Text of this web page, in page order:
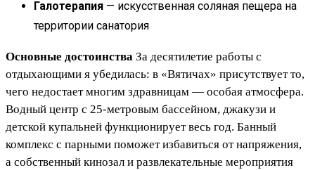
Галотерапия — искусственная соляная пещера на
территории санатория
Основные достоинства За десятилетие работы с
отдыхающими я убедилась: в «Вятичах» присутствует то,
чего недостает многим здравницам — особая атмосфера.
Водный центр с 25-метровым бассейном, джакузи и
детской купальней функционирует весь год. Банный
комплекс с парными поможет избавиться от напряжения,
а собственный кинозал и развлекательные мероприятия